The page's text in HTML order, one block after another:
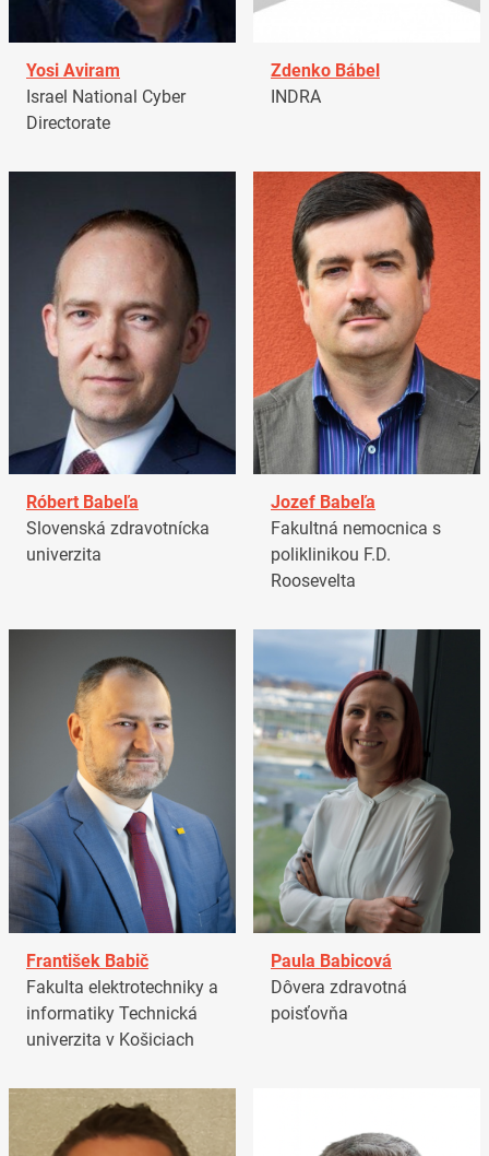
Yosi Aviram
Israel National Cyber
Directorate
Zdenko Bábel
INDRA
Róbert Babeľa
Slovenská zdravotnícka
univerzita
Jozef Babeľa
Fakultná nemocnica s
poliklinikou F.D.
Roosevelta
František Babič
Fakulta elektrotechniky a
informatiky Technická
univerzita v Košiciach
Paula Babicová
Dôvera zdravotná
poisťovňa